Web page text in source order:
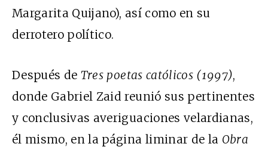
Margarita Quijano), así como en su
derrotero político.
Después de Tres poetas católicos (1997),
donde Gabriel Zaid reunió sus pertinentes
y conclusivas averiguaciones velardianas,
él mismo, en la página liminar de la Obra